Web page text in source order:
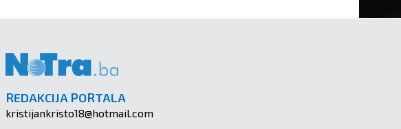
REDAKCIJA PORTALA
kristijankristo18@hotmail.com